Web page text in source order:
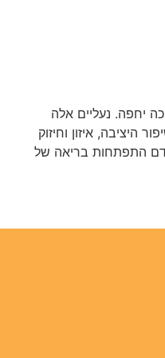
יחפה. נעליים אלה
איזון וחיזוק
התפתחות בריאה של